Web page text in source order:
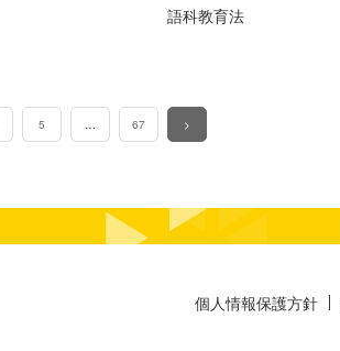
語科教育法
5 67 >
個人情報保護方針